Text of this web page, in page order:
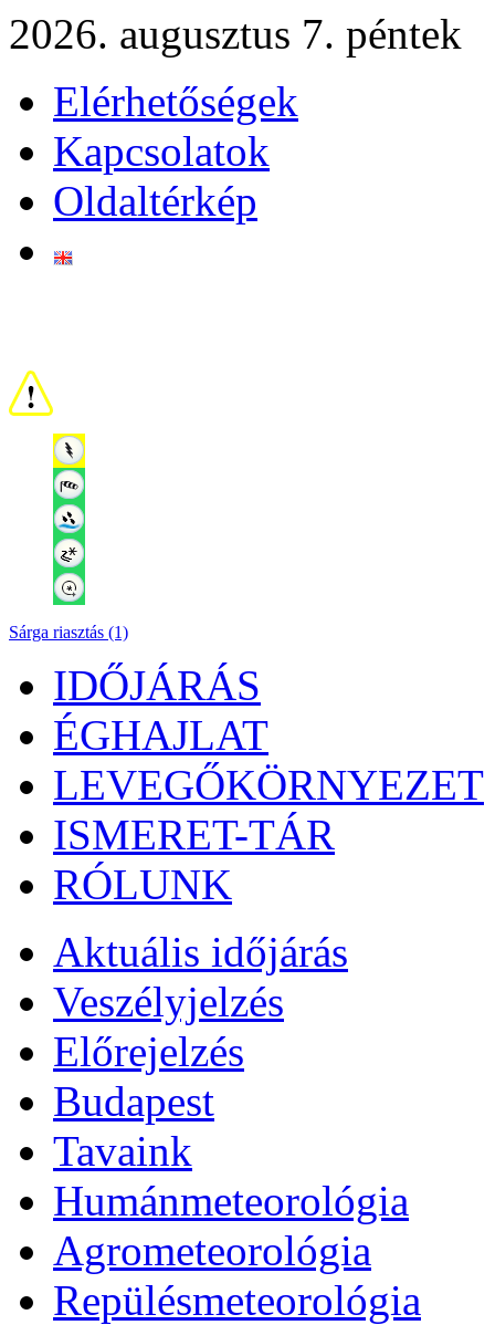
2026. augusztus 7. péntek
Elérhetőségek
Kapcsolatok
Oldaltérkép
Sárga riasztás (1)
IDŐJÁRÁS
ÉGHAJLAT
LEVEGŐKÖRNYEZET
ISMERET-TÁR
RÓLUNK
Aktuális időjárás
Veszélyjelzés
Előrejelzés
Budapest
Tavaink
Humánmeteorológia
Agrometeorológia
Repülésmeteorológia